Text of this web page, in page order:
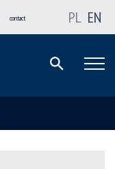
contact PL EN